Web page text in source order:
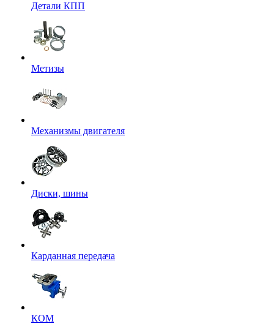
Детали КПП
Метизы
Механизмы двигателя
Диски, шины
Карданная передача
КОМ